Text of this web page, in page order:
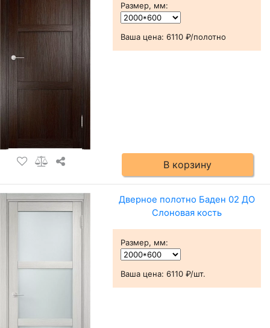
Размер, мм:
Ваша цена: 6110 ₽/полотно
В корзину
Дверное полотно Баден 02 ДО
Слоновая кость
Размер, мм:
Ваша цена: 6110 ₽/шт.